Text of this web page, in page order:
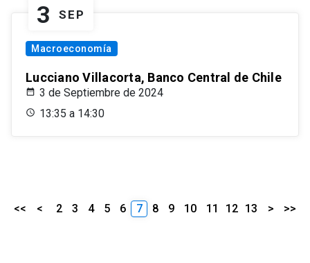
3 SEP
Macroeconomía
Lucciano Villacorta, Banco Central de Chile
3 de Septiembre de 2024
13:35 a 14:30
<< < 2 3 4 5 6 7 8 9 10 11 12 13 > >>